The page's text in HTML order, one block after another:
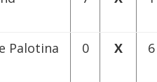
Palotina 0 X 6